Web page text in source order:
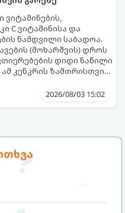
C ვიტამინისა და
ნამდვილი საბადოა.
(მოხარშვის) დროს
დიდი ნაწილი
კენკრის ზამთრისთვის
გარეშე.
გემოს, არომატს და
2026/08/03 15:02